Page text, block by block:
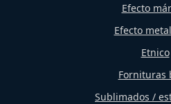
Efecto
Efecto
Etnico
Fornituras
Sublimados /